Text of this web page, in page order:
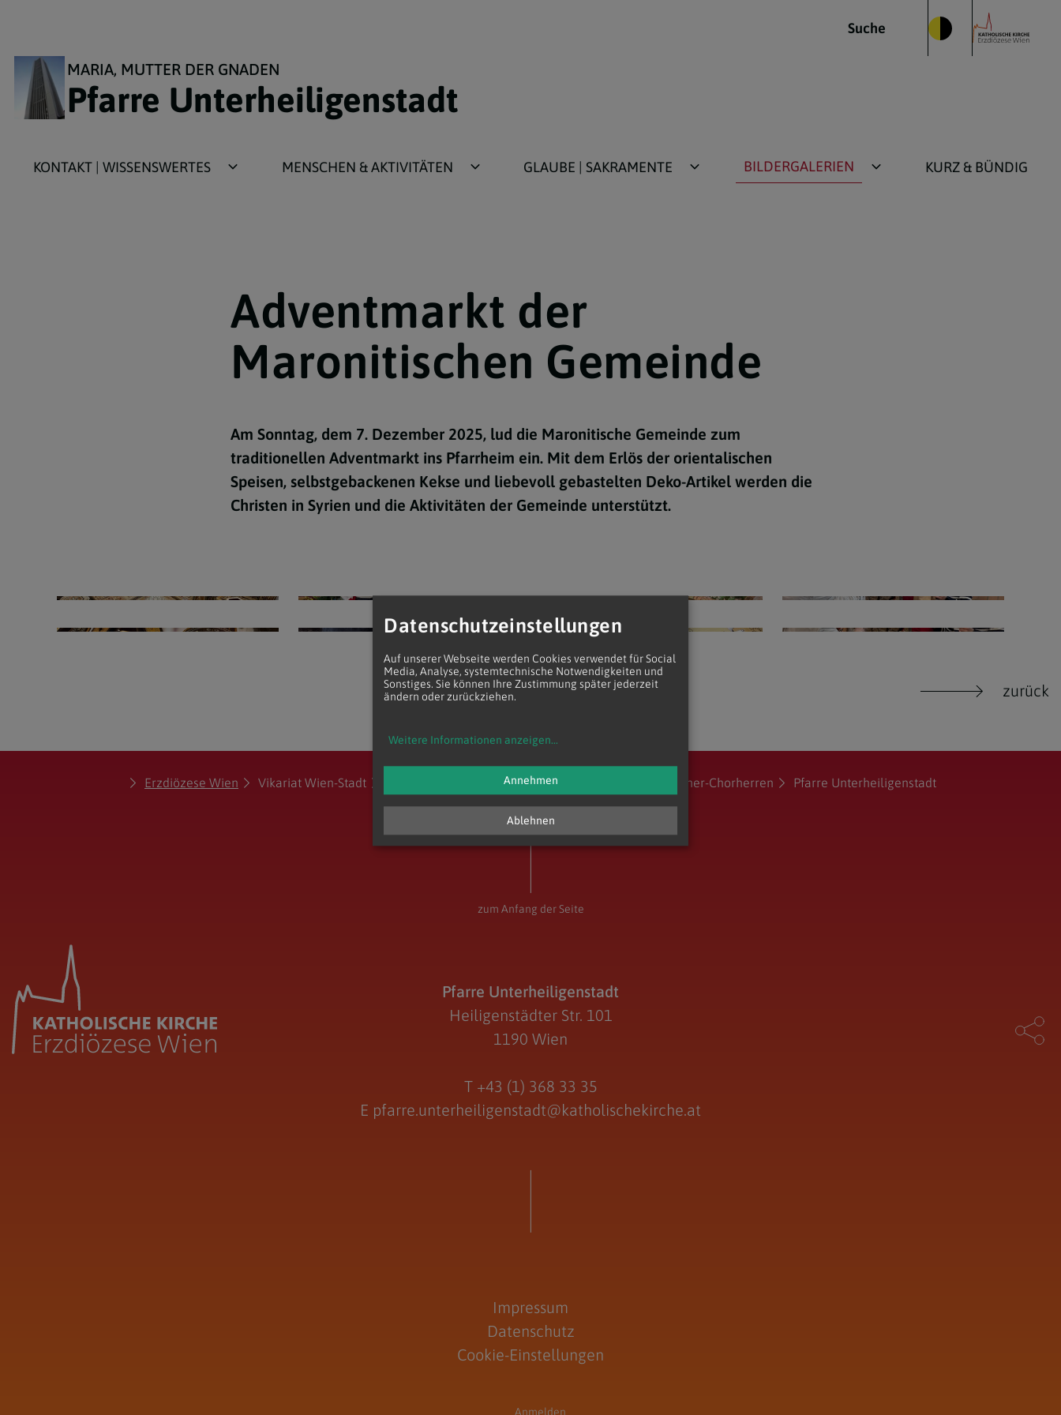
Suche
MARIA, MUTTER DER GNADEN
Pfarre Unterheiligenstadt
KONTAKT | WISSENSWERTES
MENSCHEN & AKTIVITÄTEN
GLAUBE | SAKRAMENTE
Beichte
Ehe
Krankensalbung
Gelebter Glaube
BILDERGALERIEN
KURZ & BÜNDIG
Adventmarkt der
Maronitischen Gemeinde
Am Sonntag, dem 7. Dezember 2025, lud die Maronitische Gemeinde zum
traditionellen Adventmarkt ins Pfarrheim ein. Mit dem Erlös der orientalischen
Speisen, selbstgebackenen Kekse und liebevoll gebastelten Deko-Artikel werden die
Christen in Syrien und die Aktivitäten der Gemeinde unterstützt.
zurück
Erzdiözese Wien Vikariat Wien-Stadt Stadtdekanat 17/18/19 Entwicklungsraum Augustiner-Chorherren Pfarre Unterheiligenstadt
zum Anfang der Seite
Pfarre Unterheiligenstadt
Heiligenstädter Str. 101
1190 Wien
T +43 (1) 368 33 35
E pfarre.unterheiligenstadt@katholischekirche.at
Impressum
Datenschutz
Cookie-Einstellungen
Anmelden
Datenschutzeinstellungen
Auf unserer Webseite werden Cookies verwendet für Social
Media, Analyse, systemtechnische Notwendigkeiten und
Sonstiges. Sie können Ihre Zustimmung später jederzeit
ändern oder zurückziehen.
Weitere Informationen anzeigen...
Ablehnen
Annehmen